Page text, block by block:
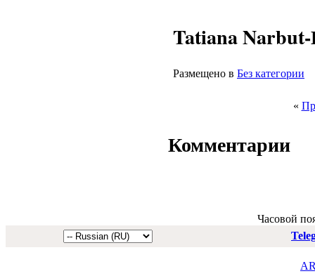
Tatiana
Размещено в Без категории
«
Комментарии
Часовой